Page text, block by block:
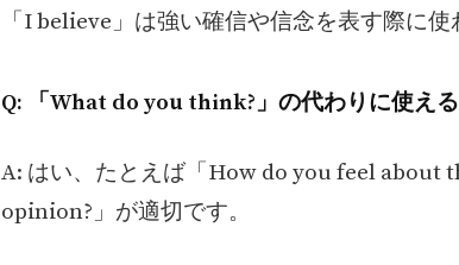
「I believe」は強い確信や信念を表す際に使
Q: 「What do you think?」の代わりに使え
A: はい、たとえば「How do you feel about
opinion?」が適切です。